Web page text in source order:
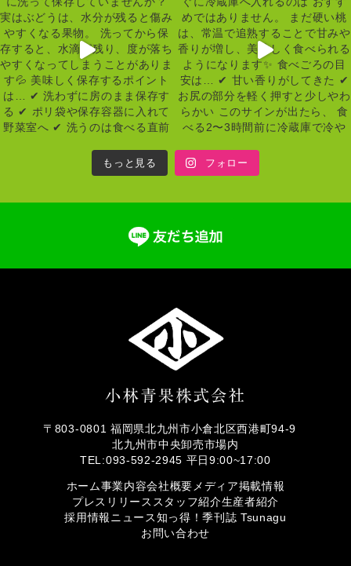
もっと見る フォロー
〒803-0801 福岡県北九州市小倉北区西港町94-9
北九州市中央卸売市場内
TEL:093-592-2945 平日9:00~17:00
ホーム事業内容会社概要 メディア掲載情報
プレスリリース スタッフ紹介生産者紹介
採用情報 ニュース 知っ得！季刊誌 Tsunagu
お問い合わせ